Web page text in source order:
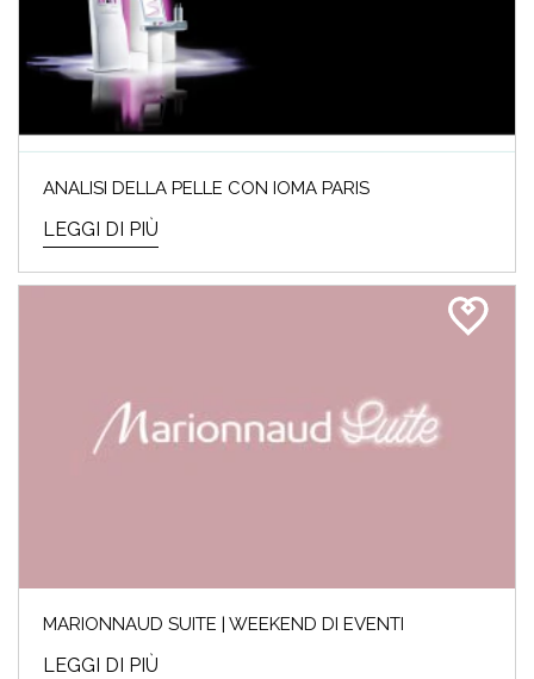
ANALISI DELLA PELLE CON IOMA PARIS
LEGGI DI PIÙ
MARIONNAUD SUITE | WEEKEND DI EVENTI
LEGGI DI PIÙ